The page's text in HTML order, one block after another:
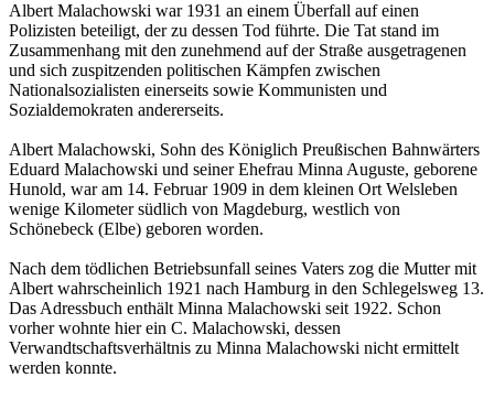
Albert Malachowski war 1931 an einem Überfall auf einen
Polizisten beteiligt, der zu dessen Tod führte. Die Tat stand im
Zusammenhang mit den zunehmend auf der Straße ausgetragenen
und sich zuspitzenden politischen Kämpfen zwischen
Nationalsozialisten einerseits sowie Kommunisten und
Sozialdemokraten andererseits.
Albert Malachowski, Sohn des Königlich Preußischen Bahnwärters
Eduard Malachowski und seiner Ehefrau Minna Auguste, geborene
Hunold, war am 14. Februar 1909 in dem kleinen Ort Welsleben
wenige Kilometer südlich von Magdeburg, westlich von
Schönebeck (Elbe) geboren worden.
Nach dem tödlichen Betriebsunfall seines Vaters zog die Mutter mit
Albert wahrscheinlich 1921 nach Hamburg in den Schlegelsweg 13.
Das Adressbuch enthält Minna Malachowski seit 1922. Schon
vorher wohnte hier ein C. Malachowski, dessen
Verwandtschaftsverhältnis zu Minna Malachowski nicht ermittelt
werden konnte.